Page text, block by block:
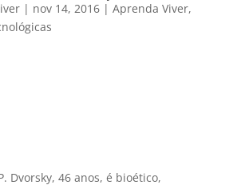
| nov 14, 2016| Aprenda Viver,
Dvorsky, 46 anos, é bioético,